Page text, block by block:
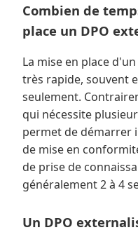
Combien de
place un DPO
La mise en place
très rapide, souvent
seulement.
qui nécessite
permet de démarrer
de mise en
de prise de
généralement 2 à 4
Un DPO